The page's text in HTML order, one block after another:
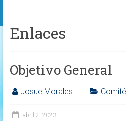
Enlaces
Objetivo General
Josue Morales Comité
abril 2, 2023